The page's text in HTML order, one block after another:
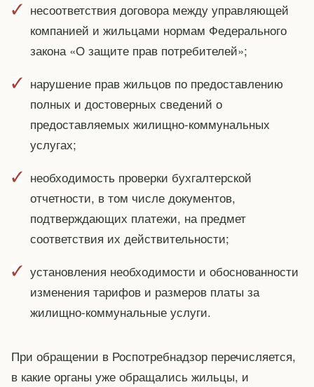
несоответствия договора между управляющей
компанией и жильцами нормам Федерального
закона «О защите прав потребителей»;
нарушение прав жильцов по предоставлению
полных и достоверных сведений о
предоставляемых жилищно-коммунальных
услугах;
необходимость проверки бухгалтерской
отчетности, в том числе документов,
подтверждающих платежи, на предмет
соответствия их действительности;
установления необходимости и обоснованности
изменения тарифов и размеров платы за
жилищно-коммунальные услуги.
При обращении в Роспотребнадзор перечисляется,
в какие органы уже обращались жильцы, и